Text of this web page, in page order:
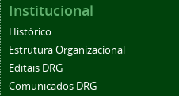
Institucional
Histórico
Estrutura Organizacional
Editais DRG
Comunicados DRG